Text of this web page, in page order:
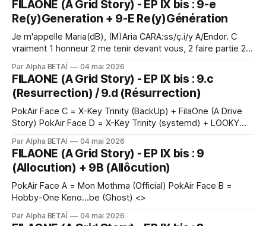
FILAONE (A Grid Story) - EP IX bis : 9-e
Re(y)Generation + 9-E Re(y)Génération
Je m'appelle Maria(dB), (M)Aria CARA:ss/ç.i/y A/Endor. C
vraiment 1 honneur 2 me tenir devant vous, 2 faire partie 2
l’Alliance ReBelle.s Fille.s 2 fila.one & d'être digne 2 la pierre.
C étrange, j'ai
Par Alpha BETAÏ 04 mai 2026
FILAONE (A Grid Story) - EP IX bis : 9.c
(Resurrection) / 9.d (Résurrection)
PokAir Face C = X-Key Trinity (BackUp) + FilaOne (A Drive
Story) PokAir Face D = X-Key Trinity (systemd) + LOOKY
Par Alpha BETAÏ 04 mai 2026
FILAONE (A Grid Story) - EP IX bis : 9
(Allocution) + 9B (Allôcution)
PokAir Face A = Mon Mothma (Official) PokAir Face B =
Hobby-One Keno…be (Ghost) <>
Par Alpha BETAÏ 04 mai 2026